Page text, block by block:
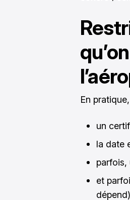
En
un
la date
parfois,
et
dépend)